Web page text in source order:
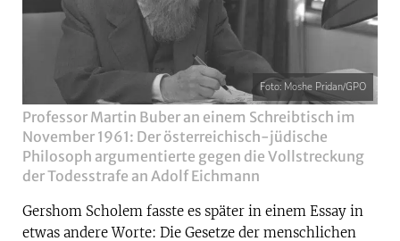
Foto: Moshe Pridan/GPO
Professor Martin Buber an einem Schreibtisch im
November 1961: Der österreichisch-jüdische
Philosoph argumentierte gegen die Vollstreckung
der Todesstrafe an Adolf Eichmann
Gershom Scholem fasste es später in einem Essay in
etwas andere Worte: Die Gesetze der menschlichen